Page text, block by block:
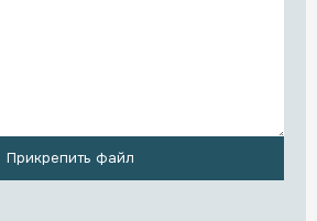
Прикрепить файл